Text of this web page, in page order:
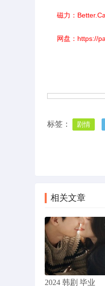
磁力：
网盘： https://
标签： 剧情
相关文章
2024 韩剧 毕业